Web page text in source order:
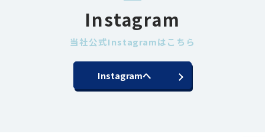
Instagram
当社公式Instagramはこちら
Instagramへ